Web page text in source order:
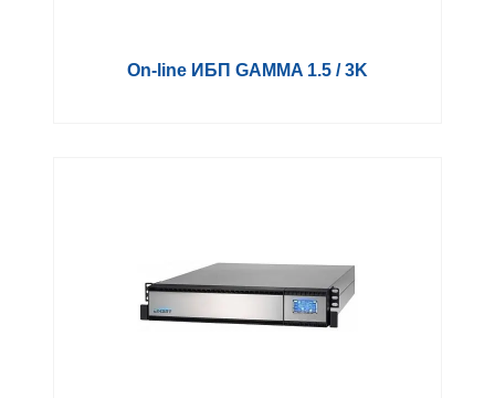
On-line ИБП GAMMA 1.5 / 3K